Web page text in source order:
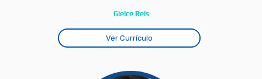
Gleice Reis
Ver Currículo